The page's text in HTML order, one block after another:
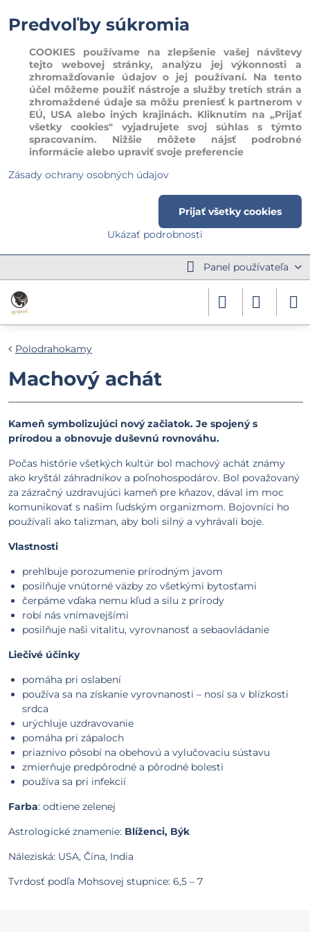
Panel používateľa
Polodrahokamy
Machový achát
Kameň symbolizujúci nový začiatok. Je spojený s
prírodou a obnovuje duševnú rovnováhu.
Počas histórie všetkých kultúr bol machový achát známy
ako kryštál záhradníkov a poľnohospodárov. Bol považovaný
za zázračný uzdravujúci kameň pre kňazov, dával im moc
komunikovať s našim ľudským organizmom. Bojovníci ho
používali ako talizman, aby boli silný a vyhrávali boje.
Vlastnosti
prehlbuje porozumenie prírodným javom
posilňuje vnútorné väzby zo všetkými bytosťami
čerpáme vďaka nemu kľud a silu z prírody
robí nás vnímavejšími
posilňuje naši vitalitu, vyrovnanosť a sebaovládanie
Liečivé účinky
pomáha pri oslabení
používa sa na získanie vyrovnanosti – nosí sa v blízkosti
srdca
urýchluje uzdravovanie
pomáha pri zápaloch
priaznivo pôsobí na obehovú a vylučovaciu sústavu
zmierňuje predpôrodné a pôrodné bolesti
používa sa pri infekcií
Farba: odtiene zelenej
Astrologické znamenie: Blíženci, Býk
Náleziská: USA, Čína, India
Tvrdosť podľa Mohsovej stupnice: 6,5 – 7
Predvoľby súkromia
COOKIES používame na zlepšenie vašej návštevy
tejto webovej stránky, analýzu jej výkonnosti a
zhromažďovanie údajov o jej používaní. Na tento
účel môžeme použiť nástroje a služby tretích strán a
zhromaždené údaje sa môžu preniesť k partnerom v
EÚ, USA alebo iných krajinách. Kliknutím na „Prijať
všetky cookies" vyjadrujete svoj súhlas s týmto
spracovaním. Nižšie môžete nájsť podrobné
informácie alebo upraviť svoje preferencie
Zásady ochrany osobných údajov
Ukázať podrobnosti
Prijať všetky cookies